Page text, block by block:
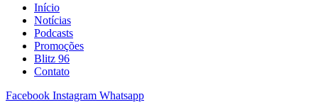
Início
Notícias
Podcasts
Promoções
Blitz 96
Contato
Facebook Instagram Whatsapp